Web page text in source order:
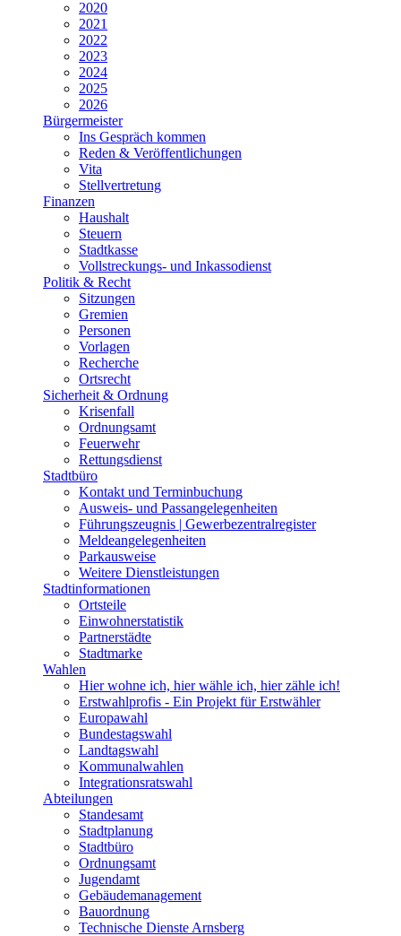
2020
2021
2022
2023
2024
2025
2026
Bürgermeister
Ins Gespräch kommen
Reden & Veröffentlichungen
Vita
Stellvertretung
Finanzen
Haushalt
Steuern
Stadtkasse
Vollstreckungs- und Inkassodienst
Politik & Recht
Sitzungen
Gremien
Personen
Vorlagen
Recherche
Ortsrecht
Sicherheit & Ordnung
Krisenfall
Ordnungsamt
Feuerwehr
Rettungsdienst
Stadtbüro
Kontakt und Terminbuchung
Ausweis- und Passangelegenheiten
Führungszeugnis | Gewerbezentralregister
Meldeangelegenheiten
Parkausweise
Weitere Dienstleistungen
Stadtinformationen
Ortsteile
Einwohnerstatistik
Partnerstädte
Stadtmarke
Wahlen
Hier wohne ich, hier wähle ich, hier zähle ich!
Erstwahlprofis - Ein Projekt für Erstwähler
Europawahl
Bundestagswahl
Landtagswahl
Kommunalwahlen
Integrationsratswahl
Abteilungen
Standesamt
Stadtplanung
Stadtbüro
Ordnungsamt
Jugendamt
Gebäudemanagement
Bauordnung
Technische Dienste Arnsberg